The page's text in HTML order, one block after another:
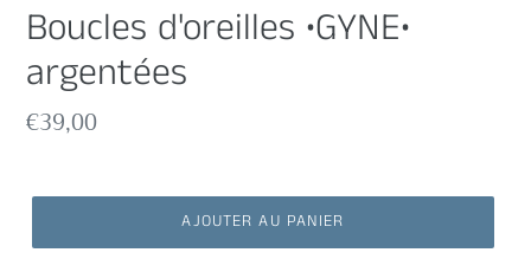
Boucles d'oreilles •GYNE•
argentées
Prix
€39,00
AJOUTER AU PANIER